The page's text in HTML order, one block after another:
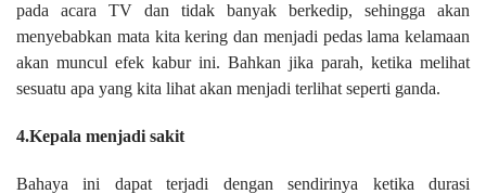
pada acara TV dan tidak banyak berkedip, sehingga akan
menyebabkan mata kita kering dan menjadi pedas lama kelamaan
akan muncul efek kabur ini. Bahkan jika parah, ketika melihat
sesuatu apa yang kita lihat akan menjadi terlihat seperti ganda.
4.Kepala menjadi sakit
Bahaya ini dapat terjadi dengan sendirinya ketika durasi